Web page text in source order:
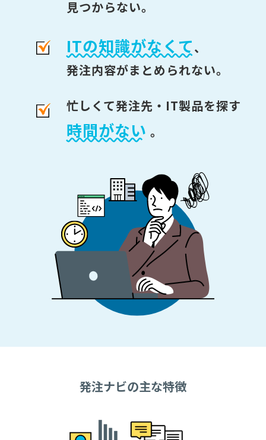
見つからない。
ITの知識がなくて、
発注内容がまとめられない。
忙しくて発注先・IT製品を探す
時間がない 。
発注ナビの主な特徴